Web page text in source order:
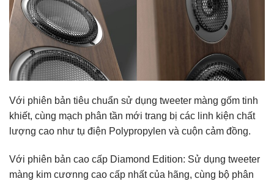
Với phiên bản tiêu chuẩn sử dụng tweeter màng gốm tinh
khiết, cùng mạch phân tần mới trang bị các linh kiện chất
lượng cao như tụ điện Polypropylen và cuộn cảm đồng.
Với phiên bản cao cấp Diamond Edition: Sử dụng tweeter
màng kim cươnng cao cấp nhất của hãng, cùng bộ phân